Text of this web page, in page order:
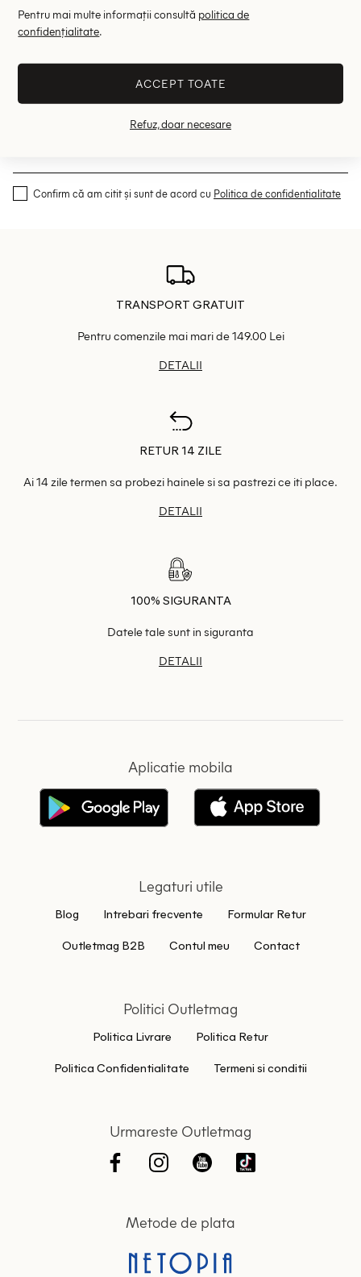
INSCRIERE
Afla toate noutatile si fii inspirata de
newsletter-ul nostru
Confirm că am citit și sunt de acord cu Politica de confidentialitate
TRANSPORT GRATUIT
Pentru comenzile mai mari de 149.00 Lei
DETALII
RETUR 14 ZILE
Ai 14 zile termen sa probezi hainele si sa pastrezi ce iti place.
DETALII
100% SIGURANTA
Datele tale sunt in siguranta
DETALII
Aplicatie mobila
Legaturi utile
Blog Intrebari frecvente Formular Retur
Outletmag B2B Contul meu Contact
Politici Outletmag
Politica Livrare Politica Retur
Politica Confidentialitate Termeni si conditii
Urmareste Outletmag
Metode de plata
Pentru mai multe informații consultă politica de
confidențialitate.
ACCEPT TOATE
Refuz, doar necesare